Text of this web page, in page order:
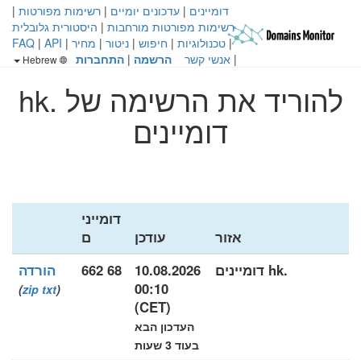
דומיינים | עדכונים יומיים | רשימות מפורטות |
רשימות מפורטות מורחבות | היסטורית גלובלית
| טכנולוגיות | חיפוש | ניטור | מחיר |
FAQ | API
| אנשי קשר הרשמה | התחברות
להוריד את הרשימה של .hk
דומיינים
אזור עודכן
דומייני
ם
.hk דומיינים
10.08.2026
00:10
(CET)
העדכון הבא
בעוד 3 שעות
68 662 הורדה
(
zip txt
)